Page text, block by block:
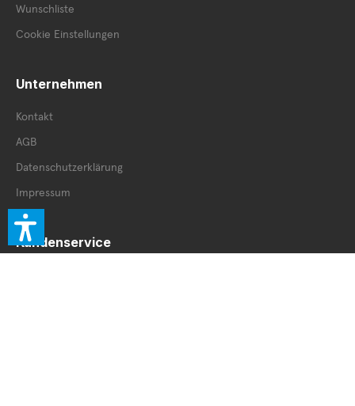
Wunschliste
Cookie Einstellungen
Unternehmen
Kontakt
AGB
Datenschutzerklärung
Impressum
Kundenservice